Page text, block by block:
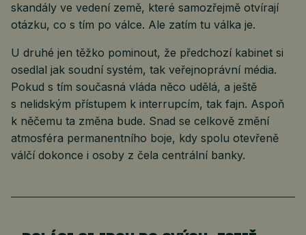
skandály ve vedení země, které samozřejmě otvírají
otázku, co s tím po válce. Ale zatím tu válka je.
U druhé jen těžko pominout, že předchozí kabinet si
osedlal jak soudní systém, tak veřejnoprávní média.
Pokud s tím současná vláda něco udělá, a ještě
s nelidským přístupem k interrupcím, tak fajn. Aspoň
k něčemu ta změna bude. Snad se celkově změní
atmosféra permanentního boje, kdy spolu otevřeně
válčí dokonce i osoby z čela centrální banky.